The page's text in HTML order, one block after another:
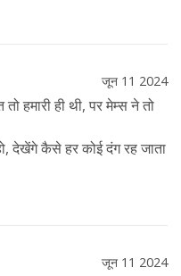
जून 11 2024
हमारी ही थी, पर मेम्स ने तो
देखेंगे कैसे हर कोई दंग रह जाता
जून 11 2024